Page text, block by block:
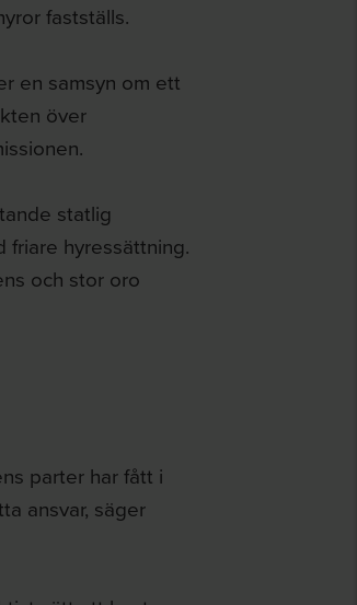
fast­ställs.
en samsyn om ett
över
statlig
friare hyressättning.
och stor oro
parter har fått i
ansvar, säger